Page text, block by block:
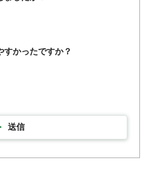
すかったですか？
送信